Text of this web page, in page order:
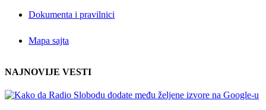
Dokumenta i pravilnici
Mapa sajta
NAJNOVIJE VESTI